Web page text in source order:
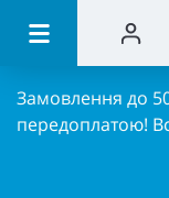
Замовлення до
передоплатою!